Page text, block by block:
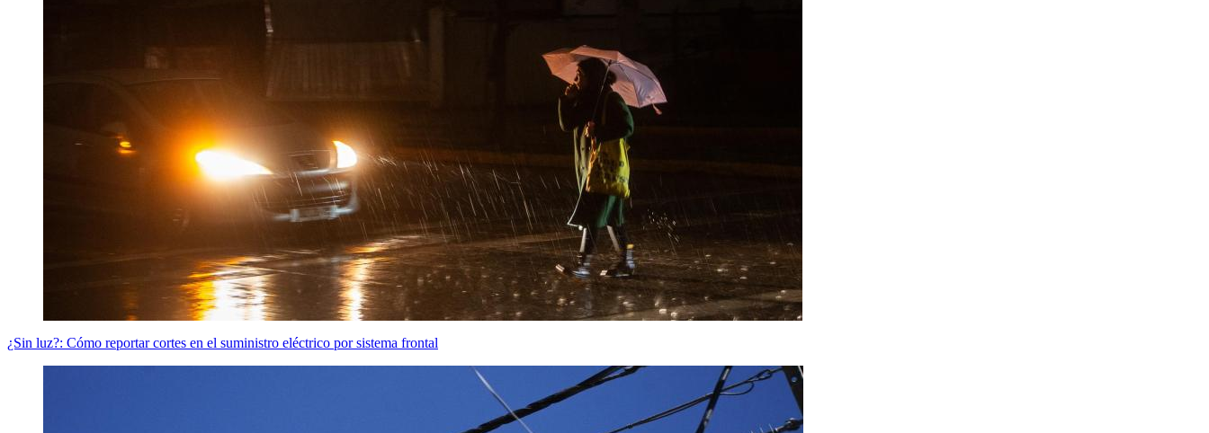
¿Sin luz?: Cómo reportar cortes en el suministro eléctrico por sistema frontal